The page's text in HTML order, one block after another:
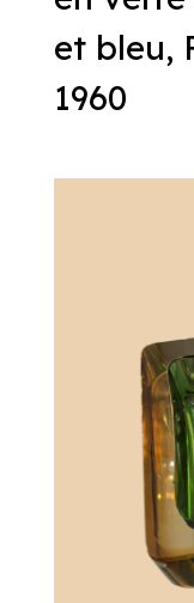
et bleu,
1960